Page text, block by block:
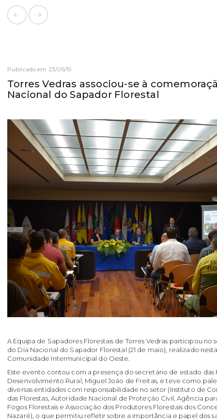
Publicado em 23/05/19
Torres Vedras associou-se à
Nacional do Sapador Florestal
A Equipa de Sapadores Florestais de Torres Vedras participou
do Dia Nacional do Sapador Florestal (21 de maio), realizado
Comunidade Intermunicipal do Oeste.
Este evento contou com a presença do secretário de estado das
Desenvolvimento Rural, Miguel João de Freitas, e teve como
diversas entidades com responsabilidade no setor (Instituto de
das Florestas, Autoridade Nacional de Proteção Civil, Agência
Fogos Florestais e Associação dos Produtores Florestais dos
Nazaré), o que permitiu refletir sobre a importância e papel dos